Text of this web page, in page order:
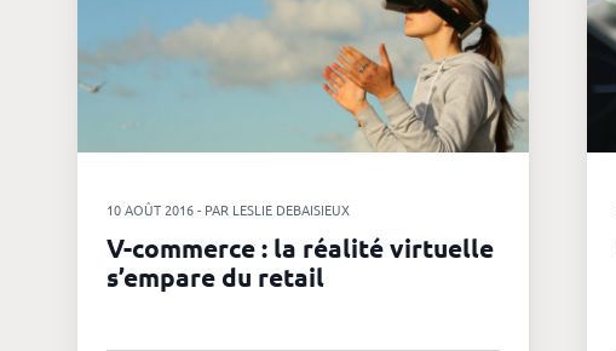
10 AOÛT 2016 - PAR LESLIE DEBAISIEUX
V-commerce : la réalité virtuelle
s’empare du retail